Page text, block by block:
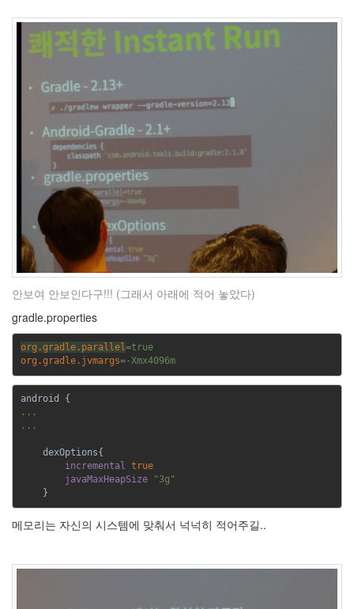
안보여 안보인다구!!! (그래서 아래에 적어 놓았다)
gradle.properties
org.gradle.parallel=true
org.gradle.jvmargs=-Xmx4096m
android {
...
...
dexOptions{
incremental true
javaMaxHeapSize
"3g"
}
메모리는 자신의 시스템에 맞춰서 넉넉히 적어주길..